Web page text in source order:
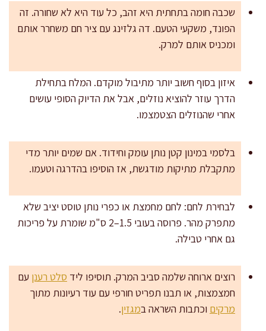
שכבה חומה בתחתית היא זהב, כל עוד היא לא שחורה. זה
הפונד, משקעי הטעם. דה גלזינג עם ציר חם משחרר אותם
ומכניס אותם למרק.
איזון בסוף חשוב יותר מתיבול מוקדם. המלח בתחילת
הדרך עוזר להוציא נוזלים, אבל את הדיוק הסופי עושים
אחרי שהנוזלים הצטמצמו.
בלסמי במינון קטן נותן עומק וחידוד. אם שמים יותר מדי
מתקבלת מתיקות מודגשת, אז הוסיפו בהדרגה וטעמו.
לבחירת לחם: לחם מחמצת או כפרי נותן טוסט יציב שלא
מתפרק מהר. פרוסה בעובי 1.5–2 ס"מ שומרת על פריכות
גם אחרי טבילה.
רוצים ארוחה שלמה סביב המרק. תוסיפו ליד סלט רענן עם
חמצמצות, או תבנו תפריט חורפי עם עוד רעיונות מתוך
מרקים וכתבות השראה במגזין.